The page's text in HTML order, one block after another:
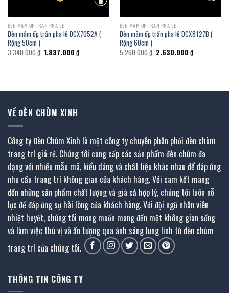
ĐÈN MÂM ỐP TRẦN PHA LÊ
Đèn mâm ốp trần pha lê DCX7052A (
Rộng 50cm )
3.340.000₫ Giá
gốc
1.837.000 ₫Giá
hiện
ĐÈN MÂM ỐP TRẦN PHA LÊ
Đèn mâm ốp trần pha lê DCX8127B (
Rộng 60cm )
5.260.000₫ Giá
gốc
2.630.000 ₫Giá
hiện
VỀ ĐÈN CHÙM XINH
Công ty Đèn Chùm Xinh là một công ty chuyên phân phối đèn chùm
trang trí giá rẻ. Chúng tôi cung cấp các sản phẩm đèn chùm đa
dạng với nhiều mẫu mã, kiểu dáng và chất liệu khác nhau để đáp ứng
nhu cầu trang trí không gian của khách hàng. Với cam kết mang
đến những sản phẩm chất lượng và giá cả hợp lý, chúng tôi luôn nỗ
lực để đáp ứng sự hài lòng của khách hàng. Với đội ngũ nhân viên
nhiệt huyết, chúng tôi mong muốn mang đến một không gian sống
và làm việc thú vị và ấn tượng qua ánh sáng lung linh từ đèn chùm
trang trí của chúng tôi.
THÔNG TIN CÔNG TY